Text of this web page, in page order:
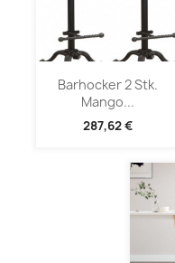
Barhocker 2 Stk.
Mango...
287,62 €